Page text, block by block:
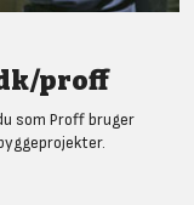
proff
som Proff bruger